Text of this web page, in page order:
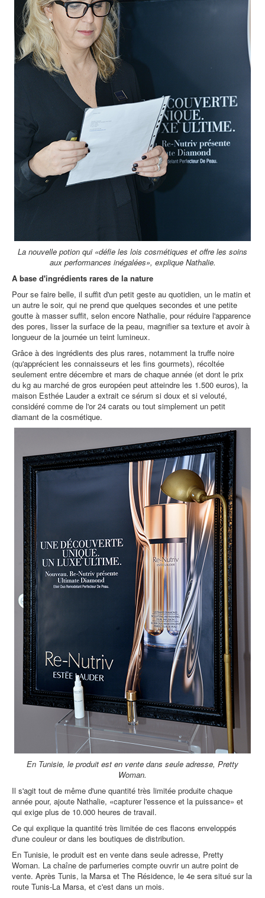
La nouvelle potion qui «défie les lois cosmétiques et offre les soins
aux performances inégalées», explique Nathalie.
A base d'ingrédients rares de la nature
Pour se faire belle, il suffit d'un petit geste au quotidien, un le matin et
un autre le soir, qui ne prend que quelques secondes et une petite
goutte à masser suffit, selon encore Nathalie, pour réduire l'apparence
des pores, lisser la surface de la peau, magnifier sa texture et avoir à
longueur de la journée un teint lumineux.
Grâce à des ingrédients des plus rares, notamment la truffe noire
(qu'apprécient les connaisseurs et les fins gourmets), récoltée
seulement entre décembre et mars de chaque année (et dont le prix
du kg au marché de gros européen peut atteindre les 1.500 euros), la
maison Esthée Lauder a extrait ce sérum si doux et si velouté,
considéré comme de l'or 24 carats ou tout simplement un petit
diamant de la cosmétique.
En Tunisie, le produit est en vente dans seule adresse, Pretty
Woman.
Il s'agit tout de même d'une quantité très limitée produite chaque
année pour, ajoute Nathalie, «capturer l'essence et la puissance» et
qui exige plus de 10.000 heures de travail.
Ce qui explique la quantité très limitée de ces flacons enveloppés
d'une couleur or dans les boutiques de distribution.
En Tunisie, le produit est en vente dans seule adresse, Pretty
Woman. La chaîne de parfumeries compte ouvrir un autre point de
vente. Après Tunis, la Marsa et The Résidence, le 4e sera situé sur la
route Tunis-La Marsa, et c'est dans un mois.